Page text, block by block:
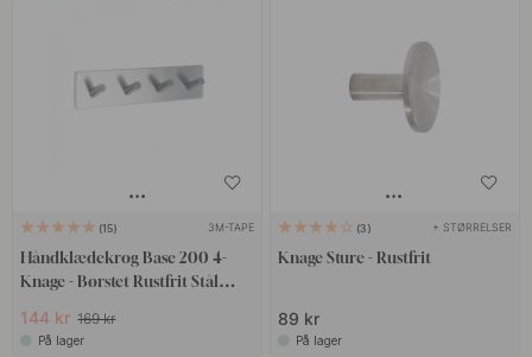
15 3M-TAPE
Håndklædekrog Base 200 4-
Knage - Børstet Rustfrit Stål
144 kr 169 kr
På lager
3 + STØRRELSER
Knage Sture - Rustfrit
89 kr
På lager